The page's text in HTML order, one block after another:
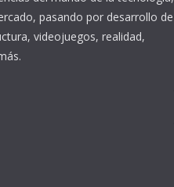
pasando por desarrollo de
videojuegos, realidad,